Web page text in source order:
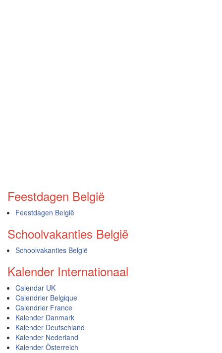
Feestdagen België
Feestdagen België
Schoolvakanties België
Schoolvakanties België
Kalender Internationaal
Calendar UK
Calendrier Belgique
Calendrier France
Kalender Danmark
Kalender Deutschland
Kalender Nederland
Kalender Österreich